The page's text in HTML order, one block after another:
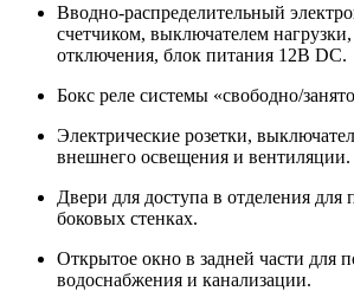
Вводно-распределительный
счетчиком, выключателем
отключения, блок питания 12В DC.
Бокс реле системы «свободно/
Электрические розетки,
внешнего освещения и вентиляции.
Двери для доступа в отделения для
боковых стенках.
Открытое окно в задней части для
водоснабжения и канализации.